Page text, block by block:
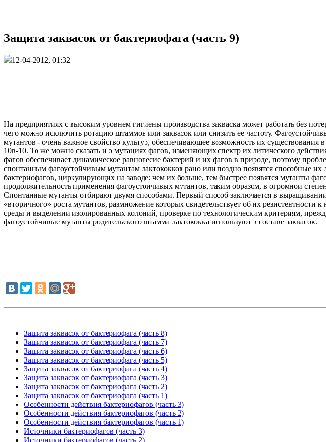
Защита заквасок от бактериофага (часть 9)
12-04-2012, 01:32
На предприятиях с высоким уровнем гигиены производства закваска может работать без
чего можно исключить ротацию штаммов или заквасок или снизить ее частоту.
мутантов - очень важное свойство культур, обеспечивающее возможность их
10в-10. То же можно сказать и о мутациях фагов, изменяющих спектр их литического
фагов обеспечивает динамическое равновесие бактерий и их фагов в природе, поэтому
спонтанным фагоустойчивым мутантам лактококков рано или поздно появятся способные их
бактериофагов, циркулирующих на заводе: чем их больше, тем быстрее появятся мутанты
продолжительность применения фагоустойчивых мутантов, таким образом, в огромной
Спонтанные мутанты отбирают двумя способами. Первый способ заключается в
«вторичного» роста мутантов, размножение которых свидетельствует об их
среды и выделении изолированных колоний, проверке по технологическим критериям,
фагоустойчивые мутанты родительского штамма лактококка используют в составе заквасок.
Защита заквасок от бактериофага (часть 8)
Защита заквасок от бактериофага (часть 7)
Защита заквасок от бактериофага (часть 6)
Защита заквасок от бактериофага (часть 5)
Защита заквасок от бактериофага (часть 4)
Защита заквасок от бактериофага (часть 3)
Защита заквасок от бактериофага (часть 2)
Защита заквасок от бактериофага (часть 1)
Особенности действия бактериофагов (часть 3)
Особенности действия бактериофагов (часть 2)
Особенности действия бактериофагов (часть 1)
Источники бактериофагов (часть 3)
Источники бактериофагов (часть 2)